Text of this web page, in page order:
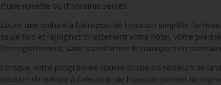
d’une navette ou d’horaires serrés.
Louer une voiture à l’aéroport de Houston simplifie
seule fois et rejoignez directement votre hôtel, votre
l'enregistrement, sans transformer le transport en
Lorsque votre programme couvre plusieurs secteurs de la
location de voiture à l’aéroport de Houston permet de